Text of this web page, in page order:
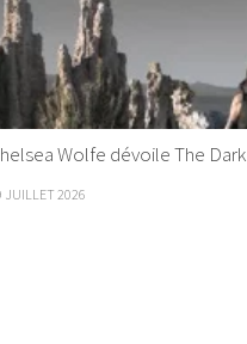
Wolfe dévoile The Dark
JUILLET 2026